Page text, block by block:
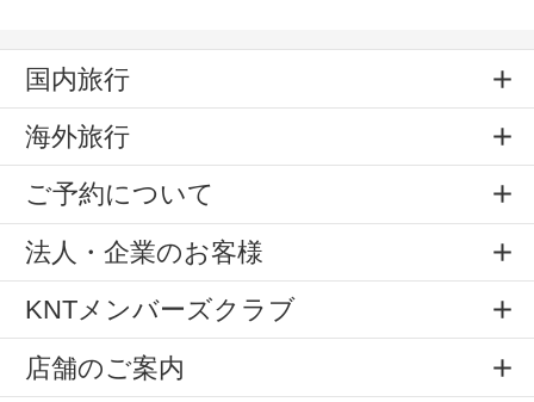
国内旅行
海外旅行
ご予約について
法人・企業のお客様
KNTメンバーズクラブ
店舗のご案内